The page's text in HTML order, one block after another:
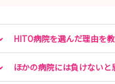
HITO病院を選んだ理由を教
ほかの病院には負けない